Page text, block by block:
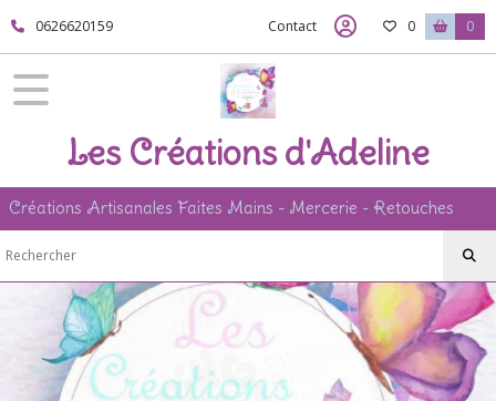
0626620159 Contact 0 0
Les Créations d'Adeline
Créations Artisanales Faites Mains - Mercerie - Retouches